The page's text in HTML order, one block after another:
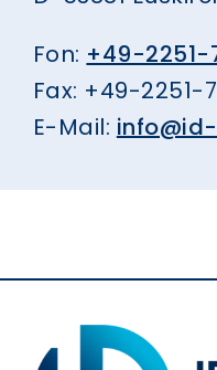
Fon: +49-
Fax: +49-2251-
E-Mail: